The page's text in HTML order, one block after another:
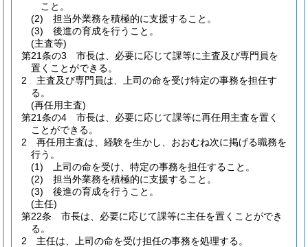
こと。
(2)
担当外業務を積極的に支援すること。
(3)
後進の育成を行うこと。
(主査等)
第21条の3
市長は、必要に応じて課等に主査及び専門員を
置くことができる。
2
主査及び専門員は、上司の命を受け特定の事務を担任す
る。
(再任用主査)
第21条の4
市長は、必要に応じて課等に再任用主査を置く
ことができる。
2
再任用主査は、経験を生かし、おおむね次に掲げる職務を
行う。
(1)
上司の命を受け、特定の事務を担任すること。
(2)
担当外業務を積極的に支援すること。
(3)
後進の育成を行うこと。
(主任)
第22条
市長は、必要に応じて課等に主任を置くことができ
る。
2
主任は、上司の命を受け担任の事務を処理する。